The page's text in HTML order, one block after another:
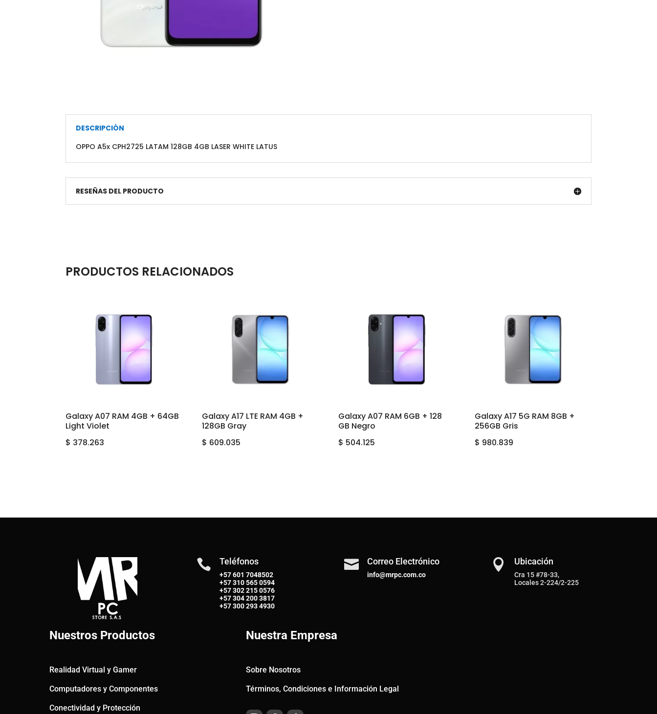
DESCRIPCIÓN
OPPO A5x CPH2725 LATAM 128GB 4GB LASER WHITE LATUS
RESEÑAS DEL PRODUCTO
PRODUCTOS RELACIONADOS
Galaxy A07 RAM 4GB + 64GB
Light Violet
$ 378.263
Galaxy A17 LTE RAM 4GB +
128GB Gray
$ 609.035
Galaxy A07 RAM 6GB + 128
GB Negro
$ 504.125
Galaxy A17 5G RAM 8GB +
256GB Gris
$ 980.839
 Teléfonos
+57 601 7048502
+57310 565 0594
+57302 215 0576
+57304 200 3817
+57300 293 4930
 Correo Electrónico
info@mrpc.com.co
 Ubicación
Cra 15 #78-33,
Locales 2-224/2-225
Nuestros Productos
Realidad Virtual y Gamer
Computadores y Componentes
Conectividad y Protección
Nuestra Empresa
Sobre Nosotros
Términos, Condiciones e Información Legal